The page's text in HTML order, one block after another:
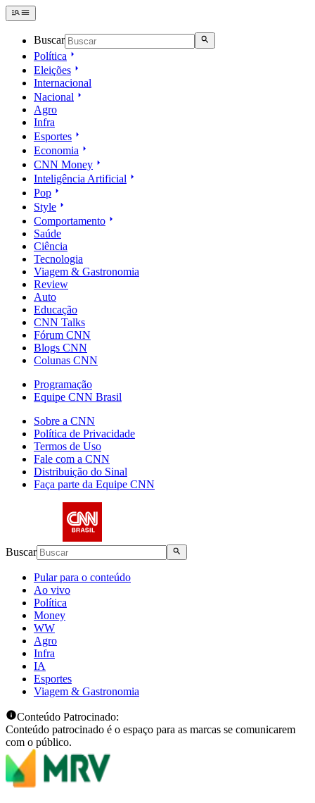
Buscar
Política
Eleições
Internacional
Nacional
Agro
Infra
Esportes
Economia
CNN Money
Inteligência Artificial
Pop
Style
Comportamento
Saúde
Ciência
Tecnologia
Viagem & Gastronomia
Review
Auto
Educação
CNN Talks
Fórum CNN
Blogs CNN
Colunas CNN
Programação
Equipe CNN Brasil
Sobre a CNN
Política de Privacidade
Termos de Uso
Fale com a CNN
Distribuição do Sinal
Faça parte da Equipe CNN
Buscar
Pular para o conteúdo
Ao vivo
Política
Money
WW
Agro
Infra
IA
Esportes
Viagem & Gastronomia
Conteúdo Patrocinado:
Conteúdo patrocinado é o espaço para as marcas se comunicarem
com o público.